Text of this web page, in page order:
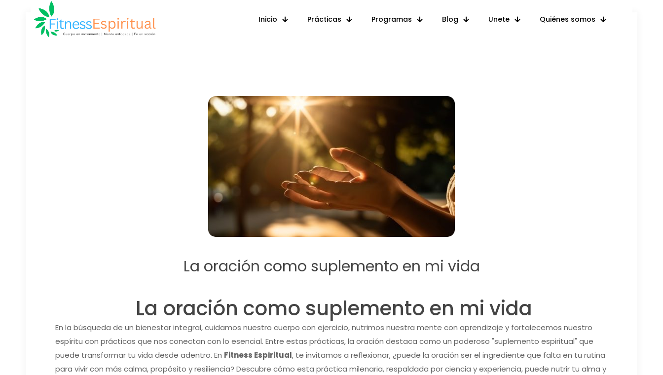
Inicio Prácticas Programas Blog Unete Quiénes somos
La oración como suplemento en mi vida
La oración como suplemento en mi vida
En la búsqueda de un bienestar integral, cuidamos nuestro cuerpo con ejercicio, nutrimos nuestra mente con aprendizaje y fortalecemos nuestro
espíritu con prácticas que nos conectan con lo esencial. Entre estas prácticas, la oración destaca como un poderoso "suplemento espiritual" que
puede transformar tu vida desde adentro. En Fitness Espiritual, te invitamos a reflexionar, ¿puede la oración ser el ingrediente que falta en tu rutina
para vivir con más calma, propósito y resiliencia? Descubre cómo esta práctica milenaria, respaldada por ciencia y experiencia, puede nutrir tu alma y